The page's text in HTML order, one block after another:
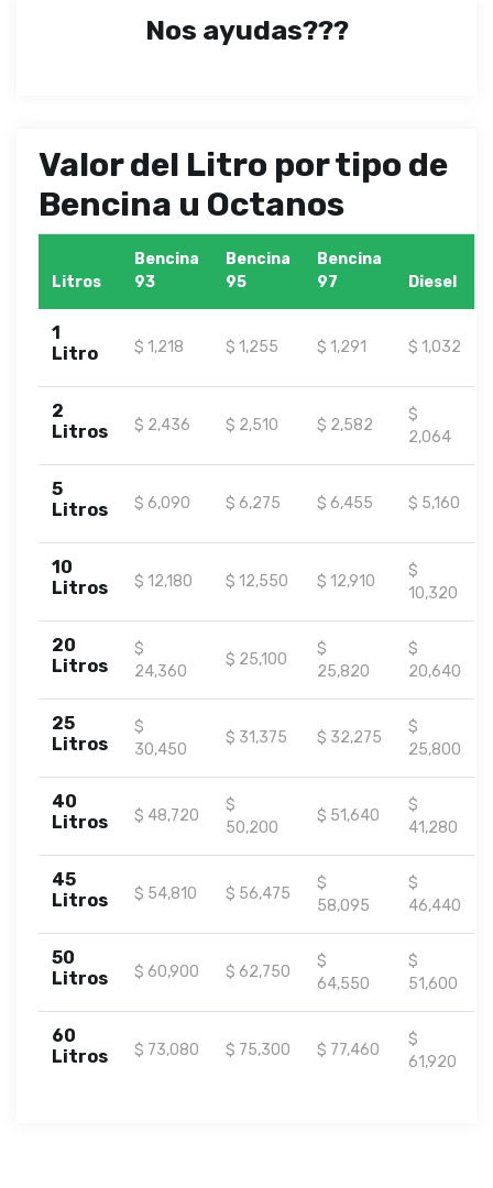
Nos ayudas???
Valor del Litro por tipo de
Bencina u Octanos
Litros
Bencina
93
Bencina
95
Bencina
97
Diesel
1
Litro
$ 1,218 $ 1,255 $ 1,291 $ 1,032
2
Litros
$ 2,436 $ 2,510 $ 2,582
$
2,064
5
Litros
$ 6,090 $ 6,275 $ 6,455 $ 5,160
10
Litros
$ 12,180 $ 12,550 $ 12,910
$
10,320
20
Litros
$
24,360
$ 25,100
$
25,820
$
20,640
25
Litros
$
30,450
$ 31,375 $ 32,275
$
25,800
40
Litros
$ 48,720
$
50,200
$ 51,640
$
41,280
45
Litros
$ 54,810 $ 56,475
$
58,095
$
46,440
50
Litros
$ 60,900 $ 62,750
$
64,550
$
51,600
60
Litros
$ 73,080 $ 75,300 $ 77,460
$
61,920